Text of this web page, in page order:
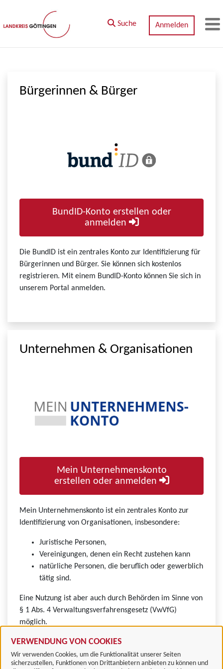
Zum Hauptinhalt springen
VERWENDUNG VON COOKIES
Wir verwenden Cookies, um die Funktionalität unserer Seiten
sicherzustellen, Funktionen von Drittanbietern anbieten zu können und
Suche Anmelden
Bürgerinnen & Bürger
BundID-Konto erstellen oder
anmelden
Die BundID ist ein zentrales Konto zur Identifizierung für
Bürgerinnen und Bürger. Sie können sich kostenlos
registrieren. Mit einem BundID-Konto können Sie sich in
unserem Portal anmelden.
Unternehmen & Organisationen
Mein Unternehmenskonto
erstellen oder anmelden
Mein Unternehmenskonto ist ein zentrales Konto zur
Identifizierung von Organisationen, insbesondere:
Juristische Personen,
Vereinigungen, denen ein Recht zustehen kann
natürliche Personen, die beruflich oder gewerblich
tätig sind.
Eine Nutzung ist aber auch durch Behörden im Sinne von
§ 1 Abs. 4 Verwaltungsverfahrensgesetz (VwVfG)
möglich.